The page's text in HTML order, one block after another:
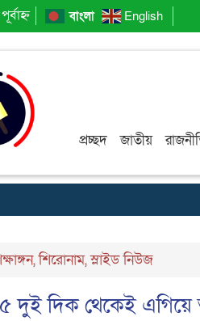
বাংলা English
প্রচ্ছদ জাতীয়
,শিরোনাম,স্লাইড নিউজ
দুই দিক থেকেই এগিয়ে